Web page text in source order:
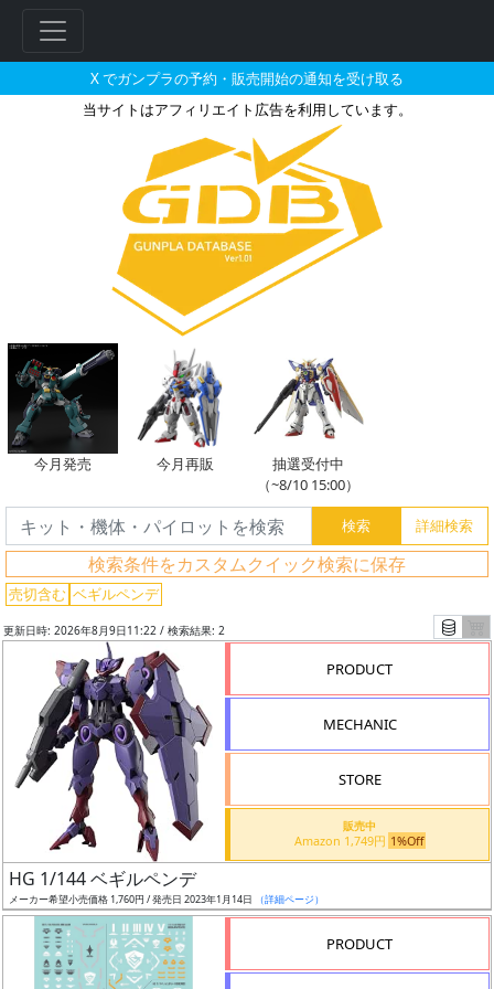
X でガンプラの予約・販売開始の通知を受け取る
当サイトはアフィリエイト広告を利用しています。
ベギルペンデのガンプラの販売
今月発売 今月再販
抽選受付中
（~8/10 15:00）
検索条件をカスタムクイック検索に保存
売切含む ベギルペンデ
ワ
ー
検
索
グ
レ
ー
ド
ー
成
更新日時: 2026年8月9日11:22 / 検索結果: 2
PRODUCT
MECHANIC
STORE
販売中
Amazon 1,749円 1%Off
HG 1/144 ベギルペンデ
メーカー希望小売価格 1,760円 / 発売日 2023年1月14日 （詳細ページ）
PRODUCT